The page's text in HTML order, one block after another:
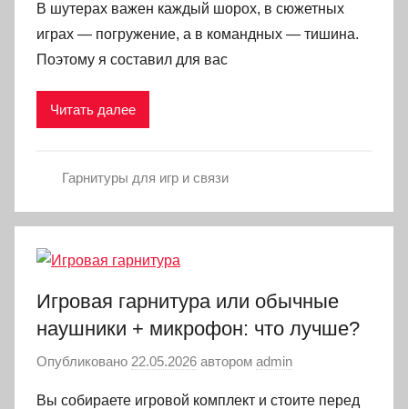
В шутерах важен каждый шорох, в сюжетных
играх — погружение, а в командных — тишина.
Поэтому я составил для вас
Читать далее
Гарнитуры для игр и связи
Игровая гарнитура или обычные
наушники + микрофон: что лучше?
Опубликовано 22.05.2026 автором admin
Вы собираете игровой комплект и стоите перед